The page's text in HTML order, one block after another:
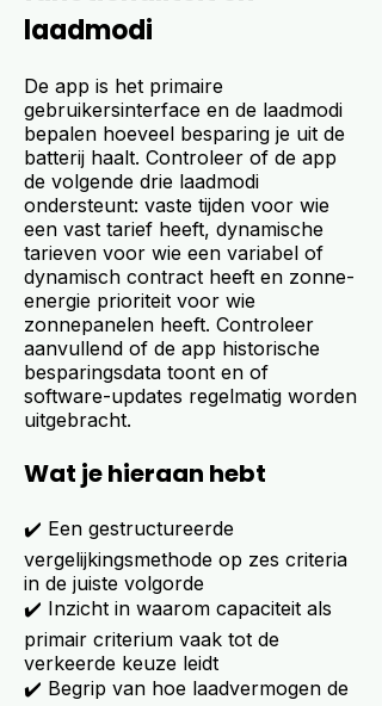
laadmodi
De app is het primaire
gebruikersinterface en de laadmodi
bepalen hoeveel besparing je uit de
batterij haalt. Controleer of de app
de volgende drie laadmodi
ondersteunt: vaste tijden voor wie
een vast tarief heeft, dynamische
tarieven voor wie een variabel of
dynamisch contract heeft en zonne-
energie prioriteit voor wie
zonnepanelen heeft. Controleer
aanvullend of de app historische
besparingsdata toont en of
software-updates regelmatig worden
uitgebracht.
Wat je hieraan hebt
✔️ Een gestructureerde
vergelijkingsmethode op zes criteria
in de juiste volgorde
✔️ Inzicht in waarom capaciteit als
primair criterium vaak tot de
verkeerde keuze leidt
✔️ Begrip van hoe laadvermogen de